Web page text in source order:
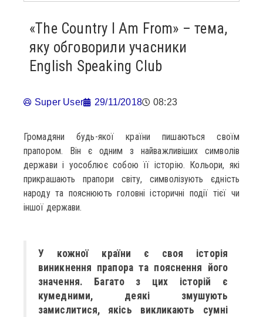
«The Country I Аm From» – тема,
яку обговорили учасники
English Speaking Club
Super User 29/11/2018 08:23
Громадяни будь-якої країни пишаються своїм
прапором. Він є одним з найважливіших символів
держави і уособлює собою її історію. Кольори, які
прикрашають прапори світу, символізують єдність
народу та пояснюють головні історичні події тієї чи
іншої держави.
У кожної країни є своя історія
виникнення прапора та пояснення його
значення. Багато з цих історій є
кумедними, деякі змушують
замислитися, якісь викликають сумні